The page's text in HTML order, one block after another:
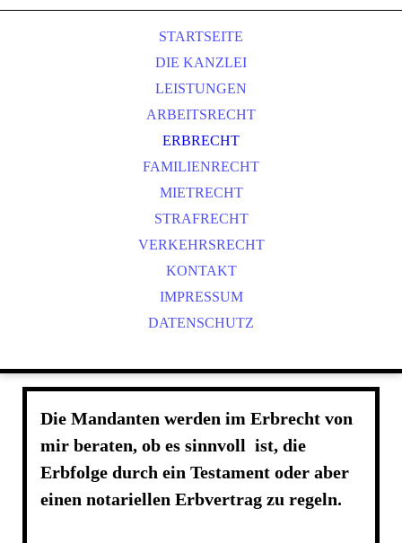
STARTSEITE
DIE KANZLEI
LEISTUNGEN
ARBEITSRECHT
ERBRECHT
FAMILIENRECHT
MIETRECHT
STRAFRECHT
VERKEHRSRECHT
KONTAKT
IMPRESSUM
DATENSCHUTZ
Die Mandanten werden im Erbrecht von
mir beraten, ob es sinnvoll ist, die
Erbfolge durch ein Testament oder aber
einen notariellen Erbvertrag zu regeln.